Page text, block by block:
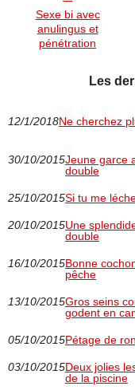
Sexe bi avec
anulingus et
pénétration
Les
12/1/2018Ne cherchez
30/10/2015Jeune garce
double
25/10/2015Si tu me
20/10/2015Une
double
16/10/2015Bonne
pêche
13/10/2015Gros seins
godent en
05/10/2015Pétage de
03/10/2015Deux jolies
de la piscine